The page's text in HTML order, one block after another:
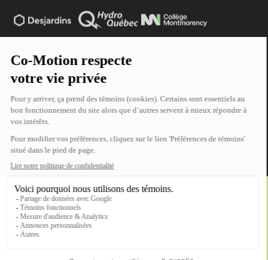
Voir tout
© 2026 Co-Motion. Tous droits réservés.
Écoresponsabilité
Politique de confidentialité
Modifier vos préférences de cookies